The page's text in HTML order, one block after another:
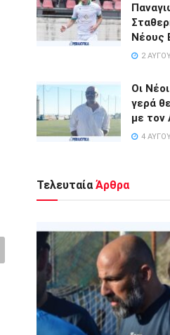
Νέους
2
Οι
γερά
με τον
4
Τελευταία Άρθρα